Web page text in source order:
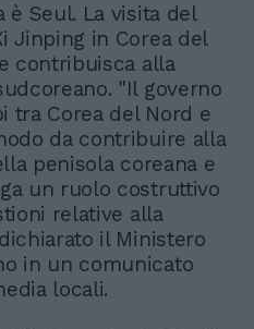
è Seul. La visita del
Jinping in Corea del
contribuisca alla
"Il governo
tra Corea del Nord e
da contribuire alla
penisola coreana e
un ruolo costruttivo
relative alla
il Ministero
in un comunicato
locali.